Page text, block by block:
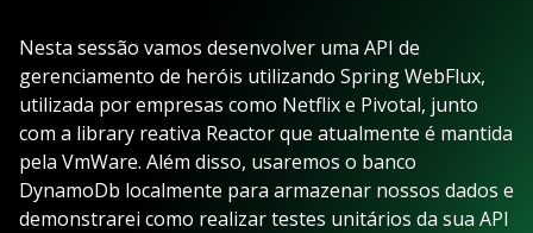
Nesta sessão vamos desenvolver uma API de
gerenciamento de heróis utilizando Spring WebFlux,
utilizada por empresas como Netflix e Pivotal, junto
com a library reativa Reactor que atualmente é mantida
pela VmWare. Além disso, usaremos o banco
DynamoDb localmente para armazenar nossos dados e
demonstrarei como realizar testes unitários da sua API